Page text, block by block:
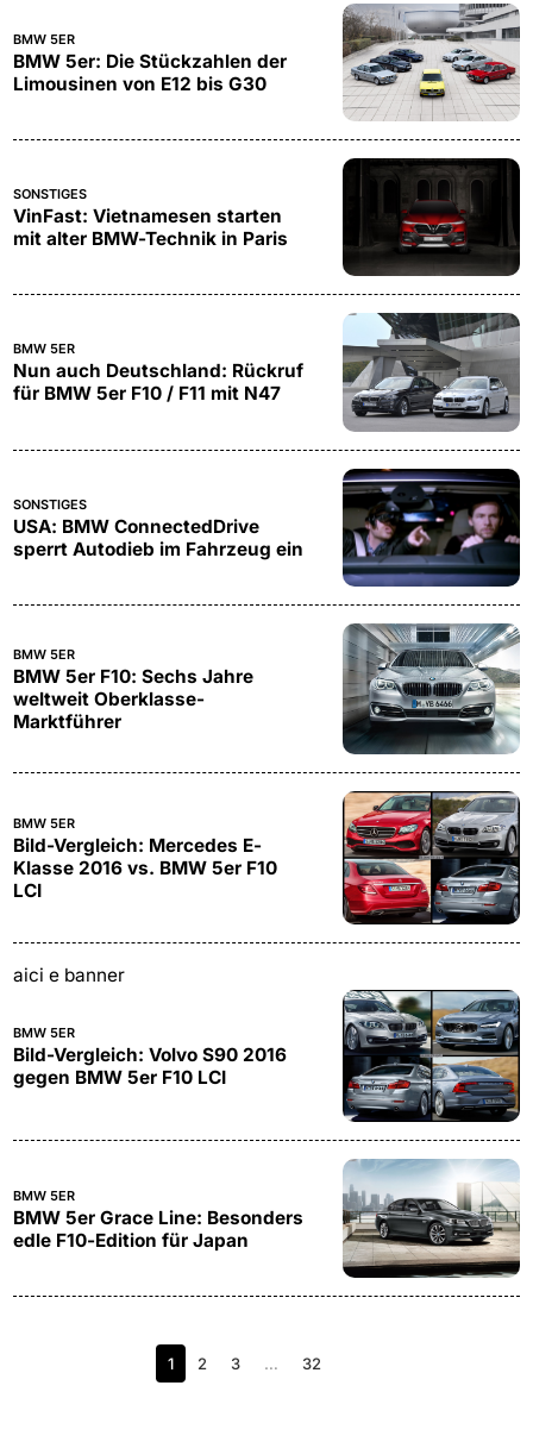
BMW 5ER
BMW 5er: Die Stückzahlen der
Limousinen von E12 bis G30
SONSTIGES
VinFast: Vietnamesen starten
mit alter BMW-Technik in Paris
BMW 5ER
Nun auch Deutschland: Rückruf
für BMW 5er F10 / F11 mit N47
SONSTIGES
USA: BMW ConnectedDrive
sperrt Autodieb im Fahrzeug ein
BMW 5ER
BMW 5er F10: Sechs Jahre
weltweit Oberklasse-
Marktführer
BMW 5ER
Bild-Vergleich: Mercedes E-
Klasse 2016 vs. BMW 5er F10
LCI
aici e banner
BMW 5ER
Bild-Vergleich: Volvo S90 2016
gegen BMW 5er F10 LCI
BMW 5ER
BMW 5er Grace Line: Besonders
edle F10-Edition für Japan
1 2 3 … 32